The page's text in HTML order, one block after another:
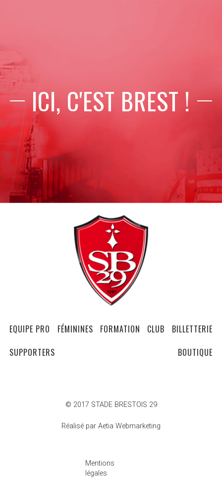
ICI, C'EST BREST !
EQUIPE PRO FÉMININES FORMATION CLUB
BILLETTERIE
SUPPORTERS
BOUTIQUE
© 2017 STADE BRESTOIS 29
Réalisé par Aetia Webmarketing
Mentions
légales